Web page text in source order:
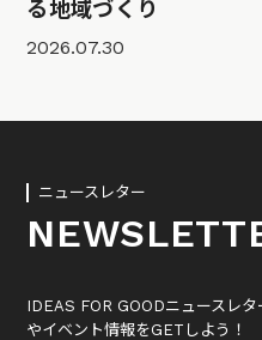
る地域づくり
2026.07.30
ニュースレター
IDEAS FOR GOODニュースレ
やイベント情報をGETしよう！